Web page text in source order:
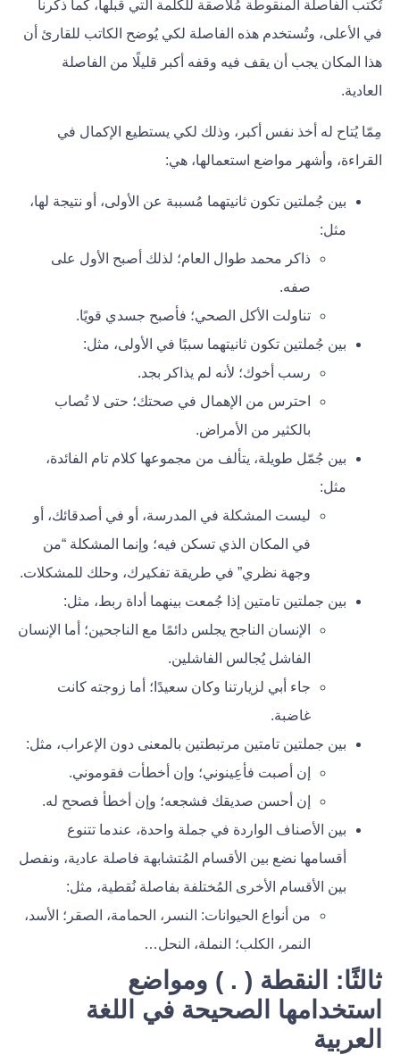
تُكتب الفاصلة المنقوطة مُلاصقة للكلمة التي قبلها، كما ذكرنا
في الأعلى، وتُستخدم هذه الفاصلة لكي يُوضح الكاتب للقارئ أن
هذا المكان يجب أن يقف فيه وقفه أكبر قليلًا من الفاصلة
العادية.
مِمّا يُتاح له أخذ نفس أكبر، وذلك لكي يستطيع الإكمال في
القراءة، وأشهر مواضع استعمالها، هي:
بين جُملتين تكون ثانيتهما مُسببة عن الأولى، أو نتيجة لها،
مثل:
ذاكر محمد طوال العام؛ لذلك أصبح الأول على
صفه.
تناولت الأكل الصحي؛ فأصبح جسدي قويًا.
بين جُملتين تكون ثانيتهما سببًا في الأولى، مثل:
رسب أخوك؛ لأنه لم يذاكر بجد.
احترس من الإهمال في صحتك؛ حتى لا تُصاب
بالكثير من الأمراض.
بين جُمّل طويلة، يتألف من مجموعها كلام تام الفائدة،
مثل:
ليست المشكلة في المدرسة، أو في أصدقائك، أو
في المكان الذي تسكن فيه؛ وإنما المشكلة “من
وجهة نظري” في طريقة تفكيرك، وحلك للمشكلات.
بين جملتين تامتين إذا جُمعت بينهما أداة ربط، مثل:
الإنسان الناجح يجلس دائمًا مع الناجحين؛ أما الإنسان
الفاشل يُجالس الفاشلين.
جاء أبي لزيارتنا وكان سعيدًا؛ أما زوجته كانت
غاضبة.
بين جملتين تامتين مرتبطتين بالمعنى دون الإعراب، مثل:
إن أصبت فأعِينوني؛ وإن أخطأت فقوموني.
إن أحسن صديقك فشجعه؛ وإن أخطأ فصحح له.
بين الأصناف الواردة في جملة واحدة، عندما تتنوع
أقسامها نضع بين الأقسام المُتشابهة فاصلة عادية، ونفصل
بين الأقسام الأخرى المُختلفة بفاصلة نُقطية، مثل:
من أنواع الحيوانات: النسر، الحمامة، الصقر؛ الأسد،
النمر، الكلب؛ النملة، النحل…
ثالثًا: النقطة ( . ) ومواضع
استخدامها الصحيحة في اللغة
العربية